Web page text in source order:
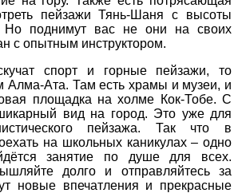
пейзажи Тянь-Шаня с высоты
Но поднимут вас не они на своих
с опытным инструктором.
спорт и горные пейзажи, то
Алма-Ата. Там есть храмы и музеи, и
площадка на холме Кок-Тобе. С
вид на город. Это уже для
пейзажа. Так что в
на школьных каникулах – одно
занятие по душе для всех.
долго и отправляйтесь за
новые впечатления и прекрасные